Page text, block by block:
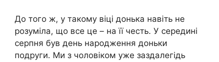
До того ж, у такому віці донька навіть не
розуміла, що все це – на її честь. У середині
серпня був день народження доньки
подруги. Ми з чоловіком уже заздалегідь